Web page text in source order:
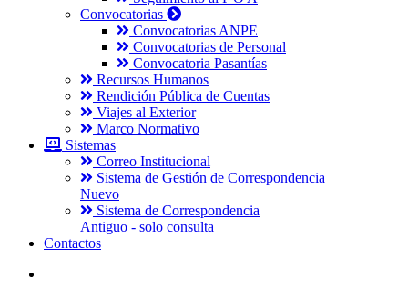
Convocatorias
Convocatorias ANPE
Convocatorias de Personal
Convocatoria Pasantías
Recursos Humanos
Rendición Pública de Cuentas
Viajes al Exterior
Marco Normativo
Sistemas
Correo Institucional
Sistema de Gestión de Correspondencia
Nuevo
Sistema de Correspondencia
Antiguo - solo consulta
Contactos